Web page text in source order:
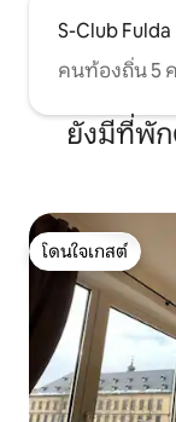
S-Club Fulda
คนท้องถิ่น 5
ยังมีที่พัก
โดนใจเกสต์
โดนใจเกสต์